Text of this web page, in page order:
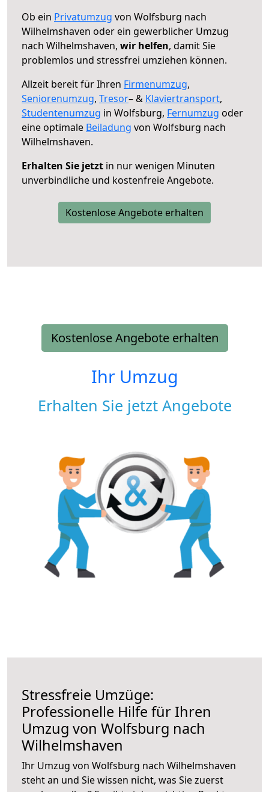
Ob ein Privatumzug von Wolfsburg nach
Wilhelmshaven oder ein gewerblicher Umzug
nach Wilhelmshaven, wir helfen, damit Sie
problemlos und stressfrei umziehen können.
Allzeit bereit für Ihren Firmenumzug,
Seniorenumzug, Tresor– & Klaviertransport,
Studentenumzug in Wolfsburg, Fernumzug oder
eine optimale Beiladung von Wolfsburg nach
Wilhelmshaven.
Erhalten Sie jetzt in nur wenigen Minuten
unverbindliche und kostenfreie Angebote.
Kostenlose Angebote erhalten
Kostenlose Angebote erhalten
Ihr Umzug
Erhalten Sie jetzt Angebote
Stressfreie Umzüge:
Professionelle Hilfe für Ihren
Umzug von Wolfsburg nach
Wilhelmshaven
Ihr Umzug von Wolfsburg nach Wilhelmshaven
steht an und Sie wissen nicht, was Sie zuerst